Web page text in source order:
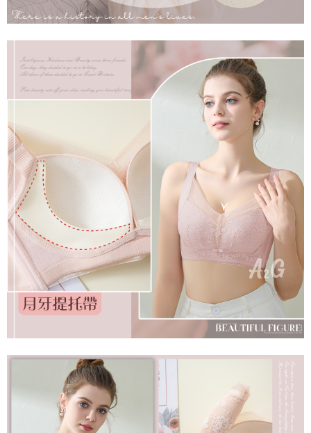
時審查核予不同之上限額度；若仍有額度不足之情形，本公司將視審查結果
請求用戶進行身份認證。
恩沛科技股份有限公司將有權停止該用戶之使用額度並採取法律行動。